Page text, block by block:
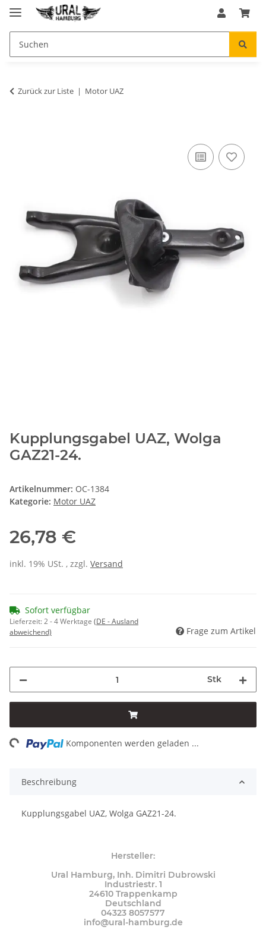
Zurück zur Liste Motor UAZ
Kupplungsgabel UAZ, Wolga
GAZ21-24.
Artikelnummer: OC-1384
Kategorie: Motor UAZ
26,78 €
inkl. 19% USt. , zzgl. Versand
Sofort verfügbar
Lieferzeit:2 - 4 Werktage (DE - Ausland
abweichend)
Frage zum Artikel
Stk
Komponenten werden geladen ...
Beschreibung
Kupplungsgabel UAZ, Wolga GAZ21-24.
Hersteller:
Ural Hamburg, Inh. Dimitri Dubrowski
Industriestr. 1
24610 Trappenkamp
Deutschland
04323 8057577
info@ural-hamburg.de